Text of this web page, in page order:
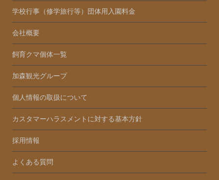
学校行事（修学旅行等）団体用入園料金
会社概要
飼育クマ個体一覧
加森観光グループ
個人情報の取扱について
カスタマーハラスメントに対する基本方針
採用情報
よくある質問